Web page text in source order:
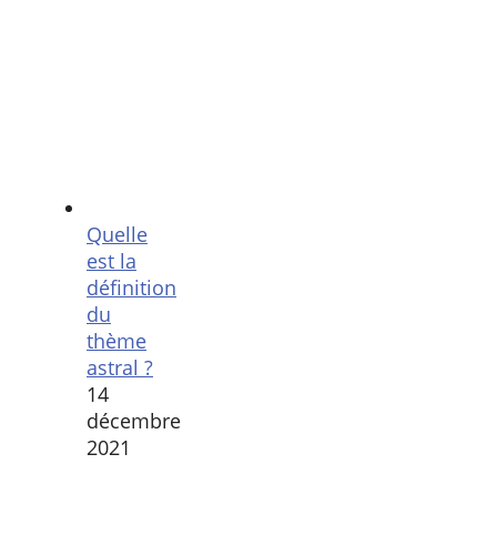
Quelle
est la
définition
du
thème
astral ?
14
décembre
2021